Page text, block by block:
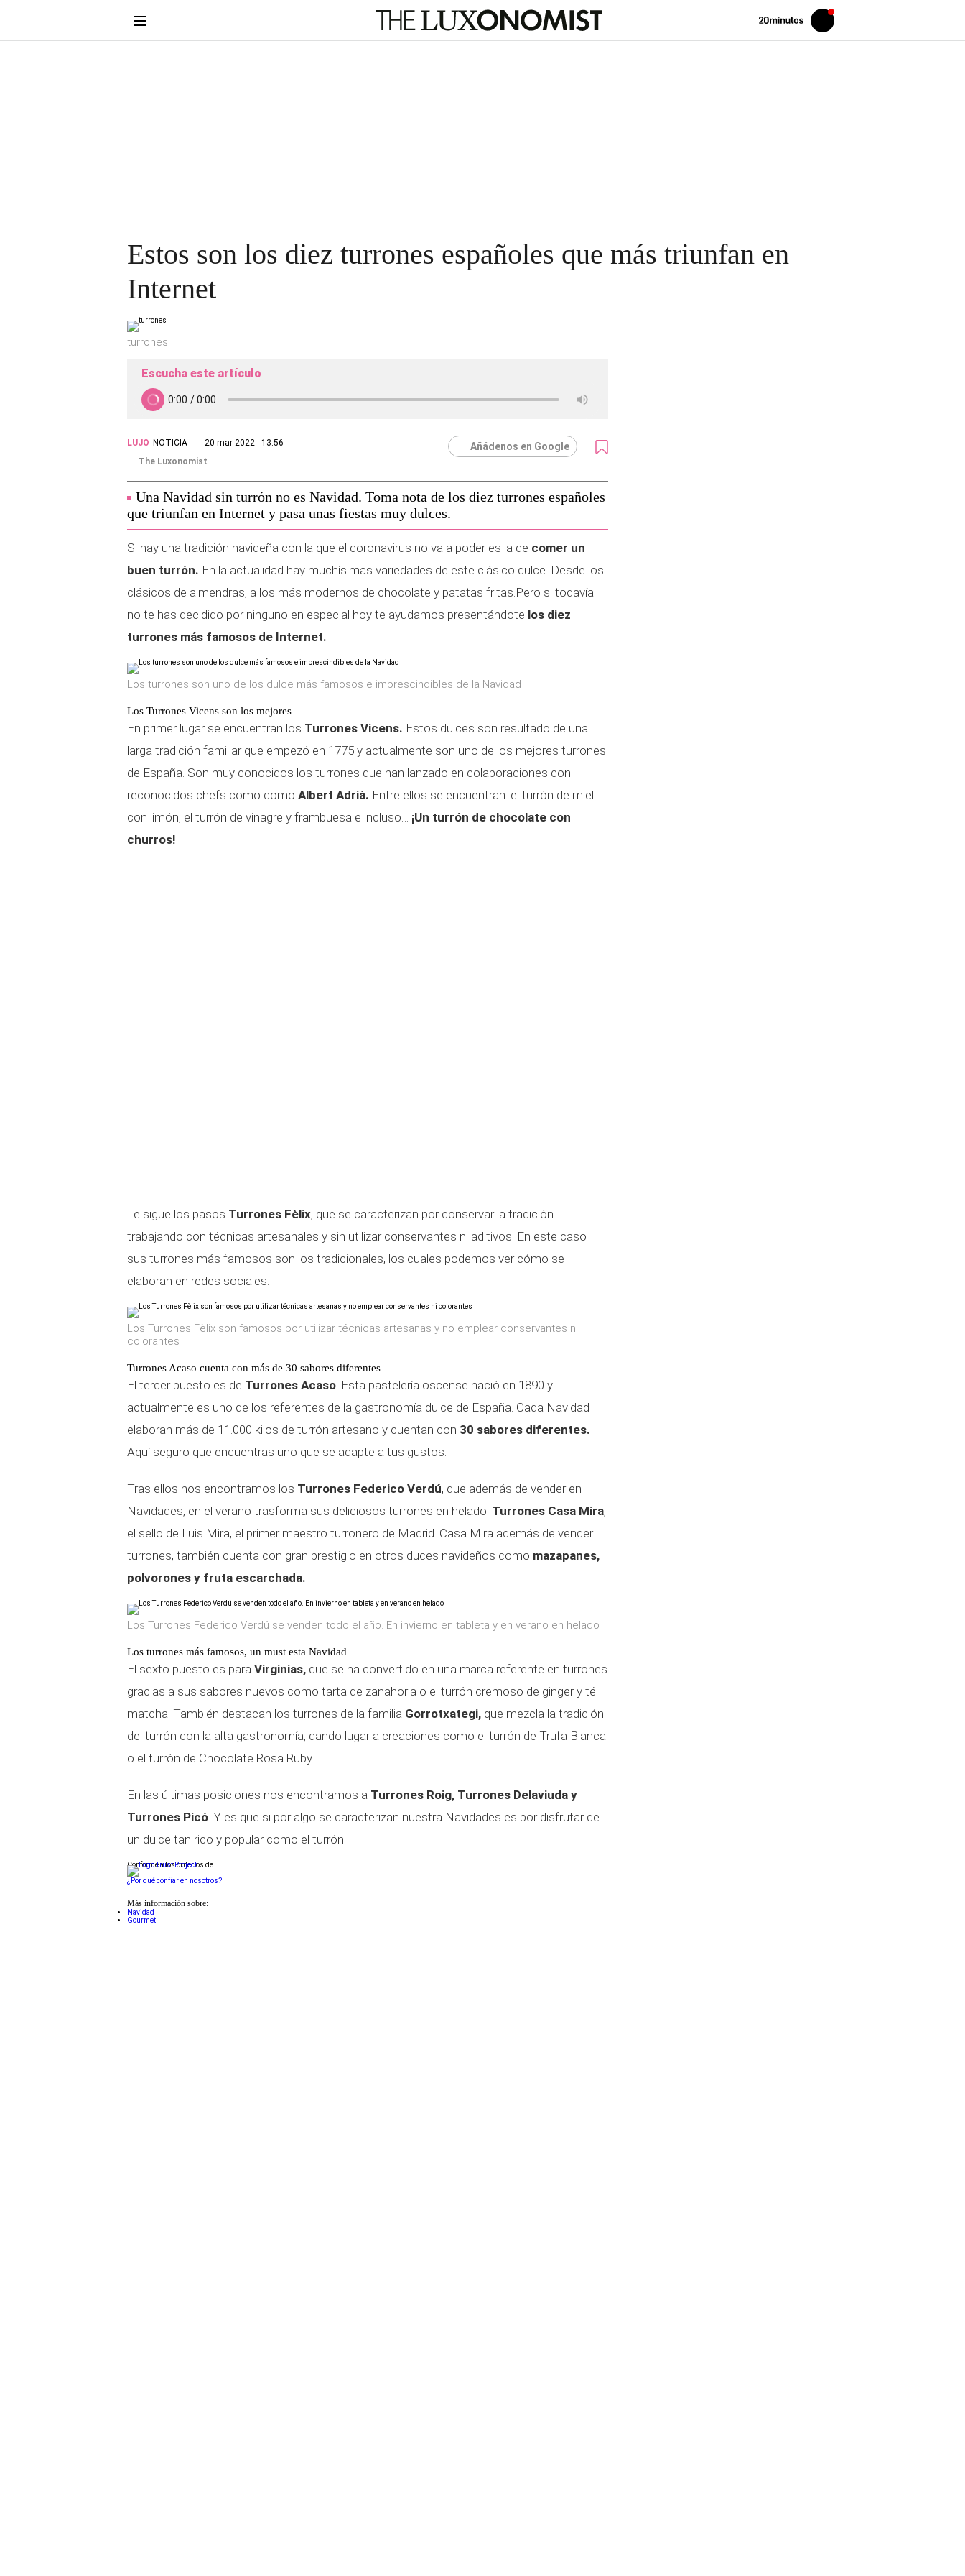
Volver
Iniciar
sesión
Estos son los diez turrones españoles que más triunfan en
Internet
turrones
Escucha este artículo
LUJO NOTICIA
20 mar 2022 - 13:56
The Luxonomist
Añádenos en Google
Una Navidad sin turrón no es Navidad. Toma nota de los diez turrones españoles
que triunfan en Internet y pasa unas fiestas muy dulces.
Si hay una tradición navideña con la que el coronavirus no va a poder es la de comer un
buen turrón. En la actualidad hay muchísimas variedades de este clásico dulce. Desde los
clásicos de almendras, a los más modernos de chocolate y patatas fritas.Pero si todavía
no te has decidido por ninguno en especial hoy te ayudamos presentándote los diez
turrones más famosos de Internet.
Los turrones son uno de los dulce más famosos e imprescindibles de la Navidad
Los Turrones Vicens son los mejores
En primer lugar se encuentran los Turrones Vicens. Estos dulces son resultado de una
larga tradición familiar que empezó en 1775 y actualmente son uno de los mejores turrones
de España. Son muy conocidos los turrones que han lanzado en colaboraciones con
reconocidos chefs como como Albert Adrià. Entre ellos se encuentran: el turrón de miel
con limón, el turrón de vinagre y frambuesa e incluso… ¡Un turrón de chocolate con
churros!
Le sigue los pasos Turrones Fèlix, que se caracterizan por conservar la tradición
trabajando con técnicas artesanales y sin utilizar conservantes ni aditivos. En este caso
sus turrones más famosos son los tradicionales, los cuales podemos ver cómo se
elaboran en redes sociales.
Los Turrones Fèlix son famosos por utilizar técnicas artesanas y no emplear conservantes ni
colorantes
Turrones Acaso cuenta con más de 30 sabores diferentes
El tercer puesto es de Turrones Acaso. Esta pastelería oscense nació en 1890 y
actualmente es uno de los referentes de la gastronomía dulce de España. Cada Navidad
elaboran más de 11.000 kilos de turrón artesano y cuentan con 30 sabores diferentes.
Aquí seguro que encuentras uno que se adapte a tus gustos.
Tras ellos nos encontramos los Turrones Federico Verdú, que además de vender en
Navidades, en el verano trasforma sus deliciosos turrones en helado. Turrones Casa Mira,
el sello de Luis Mira, el primer maestro turronero de Madrid. Casa Mira además de vender
turrones, también cuenta con gran prestigio en otros duces navideños como mazapanes,
polvorones y fruta escarchada.
Los Turrones Federico Verdú se venden todo el año. En invierno en tableta y en verano en helado
Los turrones más famosos, un must esta Navidad
El sexto puesto es para Virginias, que se ha convertido en una marca referente en turrones
gracias a sus sabores nuevos como tarta de zanahoria o el turrón cremoso de ginger y té
matcha. También destacan los turrones de la familia Gorrotxategi, que mezcla la tradición
del turrón con la alta gastronomía, dando lugar a creaciones como el turrón de Trufa Blanca
o el turrón de Chocolate Rosa Ruby.
En las últimas posiciones nos encontramos a Turrones Roig, Turrones Delaviuda y
Turrones Picó. Y es que si por algo se caracterizan nuestra Navidades es por disfrutar de
un dulce tan rico y popular como el turrón.
Conforme a los criterios de
¿Por qué confiar en nosotros?
Más información sobre:
Navidad
Gourmet